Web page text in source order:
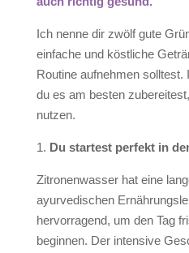
Ich nenne dir zwölf gute
einfache und köstliche
Routine aufnehmen
du es am besten
nutzen.
1. Du startestperfekt in
Zitronenwasser hat eine
ayurvedischen
hervorragend, um den Tag
beginnen. Der intensive